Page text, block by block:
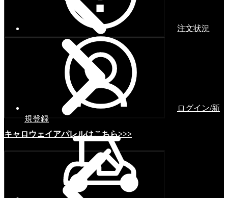
キャロウェイアパレルはこちら>>>
注文状況
ログイン/新
規登録